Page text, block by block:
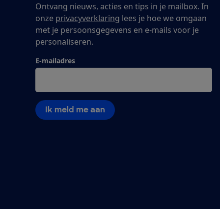
Ontvang nieuws, acties en tips in je mailbox. In
onze privacyverklaring lees je hoe we omgaan
met je persoonsgegevens en e-mails voor je
personaliseren.
E-mailadres
Ik meld me aan